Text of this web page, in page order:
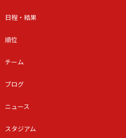
日程・結果
順位
チーム
ブログ
ニュース
スタジアム